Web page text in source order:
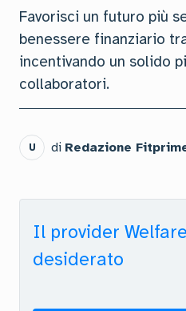
Favorisci un futuro più
benessere finanziario
incentivando un solido
collaboratori.
U di Redazione
Il provider
desiderato